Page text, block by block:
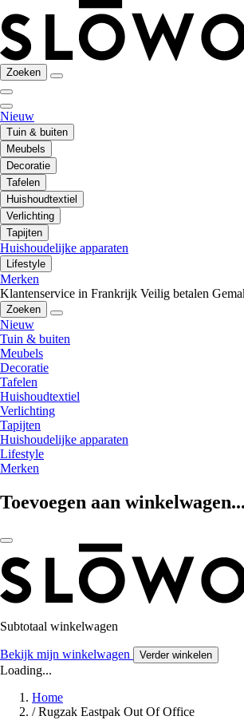
Zoeken
Nieuw
Tuin & buiten
Meubels
Decoratie
Tafelen
Huishoudtextiel
Verlichting
Tapijten
Huishoudelijke apparaten
Lifestyle
Merken
Klantenservice in Frankrijk Veilig betalen
Zoeken
Nieuw
Tuin & buiten
Meubels
Decoratie
Tafelen
Huishoudtextiel
Verlichting
Tapijten
Huishoudelijke apparaten
Lifestyle
Merken
Toevoegen aan winkelwagen...
Subtotaal winkelwagen
Bekijk mijn winkelwagen Verder winkelen
Loading...
Home
/ Rugzak Eastpak Out Of Office